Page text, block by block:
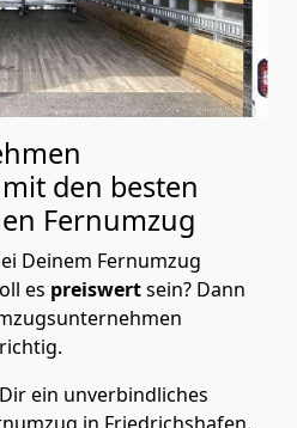
den besten
Fernumzug
Deinem Fernumzug
es preiswertsein? Dann
ein unverbindliches